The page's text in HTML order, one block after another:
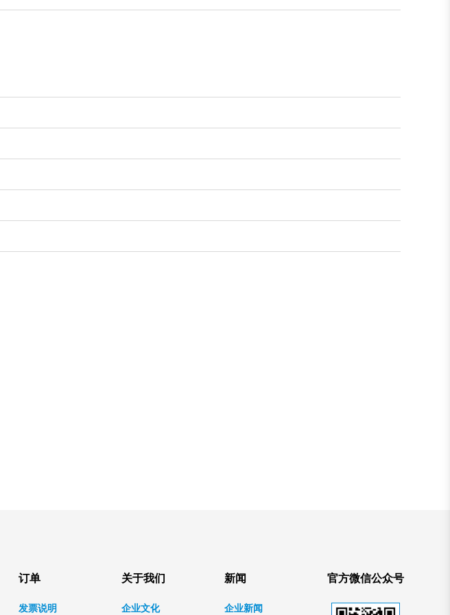
官方微信公众号
订单
发票说明
关于我们
企业文化
新闻
企业新闻